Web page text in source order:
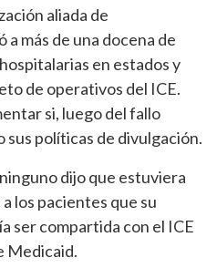
aliada de
a más de una docena de
en estados y
de operativos del ICE.
si, luego del fallo
sus políticas de divulgación.
dijo que estuviera
los pacientes que su
ser compartida con el ICE
Medicaid.